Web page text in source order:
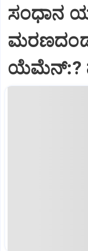
ಸಂಧಾನ